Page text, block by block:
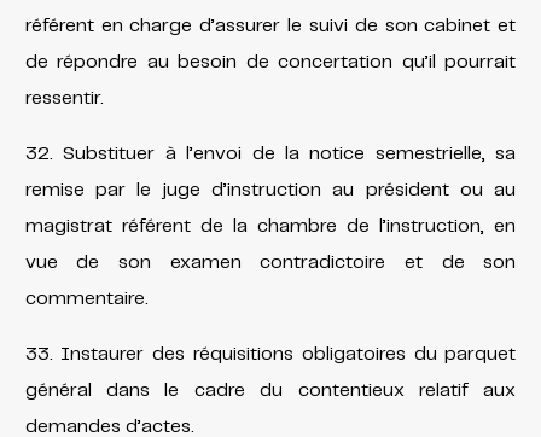
référent en charge d’assurer le suivi de son cabinet et
de répondre au besoin de concertation qu’il pourrait
ressentir.
32. Substituer à l’envoi de la notice semestrielle, sa
remise par le juge d’instruction au président ou au
magistrat référent de la chambre de l’instruction, en
vue de son examen contradictoire et de son
commentaire.
33. Instaurer des réquisitions obligatoires du parquet
général dans le cadre du contentieux relatif aux
demandes d’actes.